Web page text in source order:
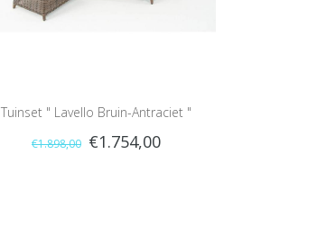
Tuinset " Lavello Bruin-Antraciet "
€1.898,00 €1.754,00